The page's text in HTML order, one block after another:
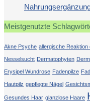
Meistgenutzte
Akne Psyche allergische Reaktion
Nesselsucht Dermatophyten
Erysipel Wundrose Fadenpilze
Hautpilz gepflegte Nägel
Gesundes Haar glanzlose Haare